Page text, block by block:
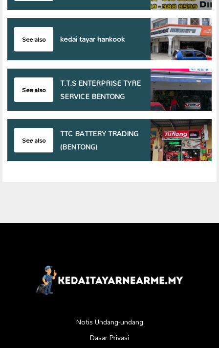
See also kedai tayar hankook
See also
T.T.S ENTERPRISE TYRE
SERVICE BENTONG
See also
TTC BATTERY TRADING
(BENTONG)
Notis Undang-undang
Dasar Privasi